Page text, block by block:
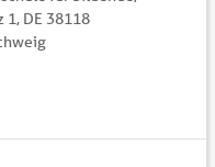
1, DE 38118